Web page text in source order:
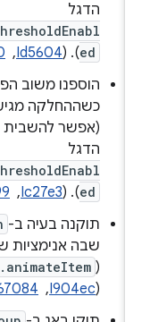
הדגל
). (
Id5604
, ‏
הוספנו משוב הפטי
כשההחלקה
(אפשר להשבית
הדגל
). ‫(
Ic27e3
, ‏
תוקנה בעיה ב-
שבה אנימציות של
I904ec
, ‏